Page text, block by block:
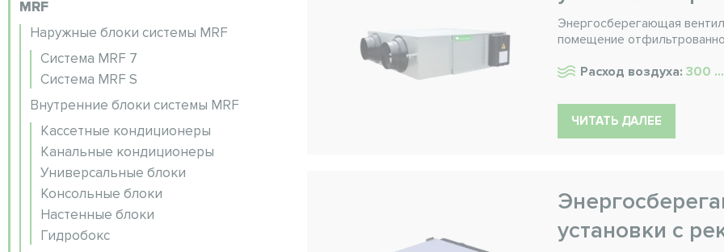
MRF
Наружные блоки системы MRF
Система MRF 7
Система MRF S
Внутренние блоки системы MRF
Кассетные кондиционеры
Канальные кондиционеры
Универсальные блоки
Консольные блоки
Настенные блоки
Гидробокс
Энергосберегающая
помещение
Расход воздуха: 300
ЧИТАТЬ ДАЛЕЕ
установки с